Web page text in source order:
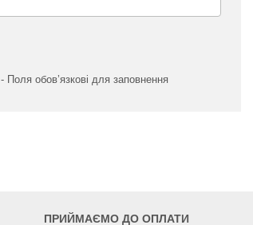
- Поля обов’язкові для заповнення
ПРИЙМАЄМО ДО ОПЛАТИ